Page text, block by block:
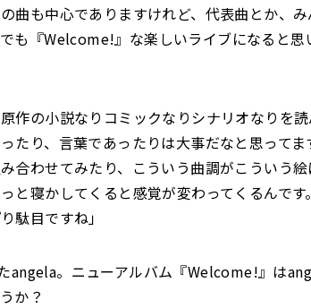
曲も中心でありますけれど、代表曲とか、
も『Welcome!』な楽しいライブになると思
作の小説なりコミックなりシナリオなりを読
たり、言葉であったりは大事だなと思ってま
合わせてみたり、こういう曲調がこういう絵
と寝かしてくると感覚が変わってくるんです
駄目ですね」
angela。ニューアルバム『Welcome!』は
か？